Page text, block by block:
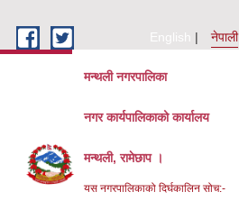
English
नेपाली
मन्थली नगरपालिका
नगर कार्यपालिकाको कार्यालय
मन्थली, रामेछाप ।
यस नगरपालिकाको दिर्घकालिन सोच:-